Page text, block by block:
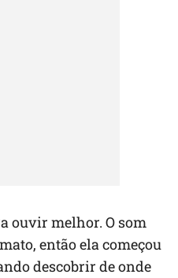
ouvir melhor. O som
então ela começou
descobrir de onde